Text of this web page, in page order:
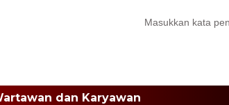
dan Karyawan